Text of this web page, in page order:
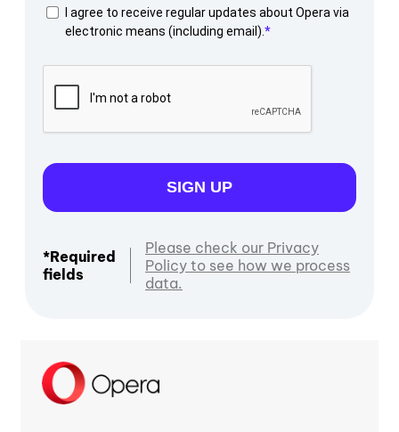
I agree to receive regular updates about Opera via
electronic means (including email).
SIGN UP
*Required
fields
Please check our Privacy
Policy to see how we process
data.